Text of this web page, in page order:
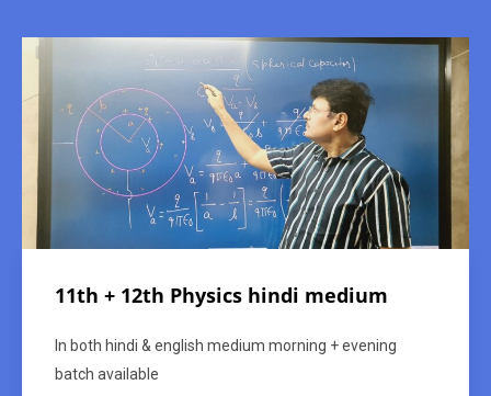
11th + 12th Physics hindi medium
In both hindi & english medium morning + evening
batch available